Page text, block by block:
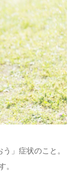
」症状のこと。
。